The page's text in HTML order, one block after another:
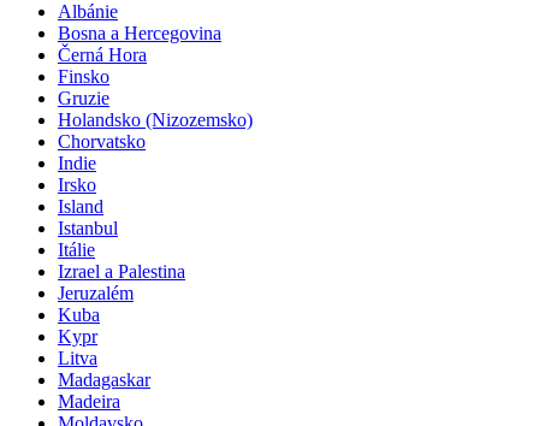
Albánie
Bosna a Hercegovina
Černá Hora
Finsko
Gruzie
Holandsko (Nizozemsko)
Chorvatsko
Indie
Irsko
Island
Istanbul
Itálie
Izrael a Palestina
Jeruzalém
Kuba
Kypr
Litva
Madagaskar
Madeira